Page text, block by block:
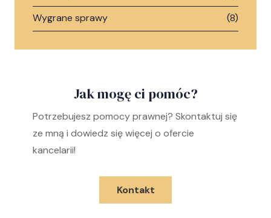
Wygrane sprawy
(8)
Jak mogę ci pomóc?
Potrzebujesz pomocy prawnej? Skontaktuj się
ze mną i dowiedz się więcej o ofercie
kancelarii!
Kontakt